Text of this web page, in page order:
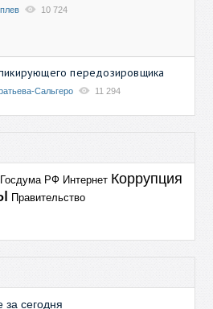
10 724
передозировщика
Сальгеро 11 294
Госдума РФ Интернет Коррупция
Правительство
за сегодня